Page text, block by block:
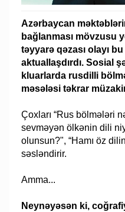
Azərbaycan
bağlanması mövzusu
təyyarə qəzası olayı
aktuallaşdırdı. Sosial
kluarlarda rusdilli
məsələsi təkrar
Çoxları “Rus bölmələri
sevməyən ölkənin dili
olunsun?", “Hamı öz
səsləndirir.
Amma...
Neynəyəsən ki,